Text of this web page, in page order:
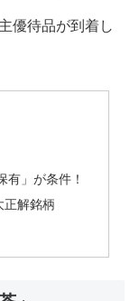
優待品が到着し
有」が条件！
正解銘柄